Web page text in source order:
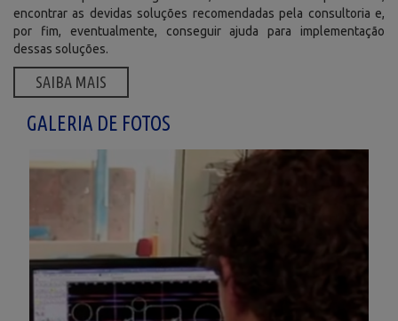
encontrar as devidas soluções recomendadas pela consultoria e,
por fim, eventualmente, conseguir ajuda para implementação
dessas soluções.
SAIBA MAIS
GALERIA DE FOTOS